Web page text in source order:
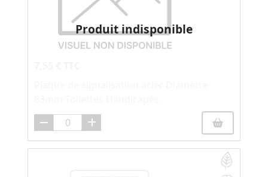
Produit indisponible